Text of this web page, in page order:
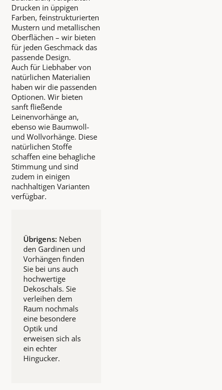
Drucken in üppigen
Farben, feinstrukturierten
Mustern und metallischen
Oberflächen – wir bieten
für jeden Geschmack das
passende Design.
Auch für Liebhaber von
natürlichen Materialien
haben wir die passenden
Optionen. Wir bieten
sanft fließende
Leinenvorhänge an,
ebenso wie Baumwoll-
und Wollvorhänge. Diese
natürlichen Stoffe
schaffen eine behagliche
Stimmung und sind
zudem in einigen
nachhaltigen Varianten
verfügbar.
Übrigens: Neben
den Gardinen und
Vorhängen finden
Sie bei uns auch
hochwertige
Dekoschals. Sie
verleihen dem
Raum nochmals
eine besondere
Optik und
erweisen sich als
ein echter
Hingucker.